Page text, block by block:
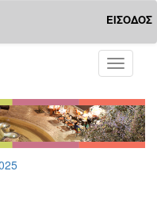
ΕΙΣΟΔΟΣ
Toggle